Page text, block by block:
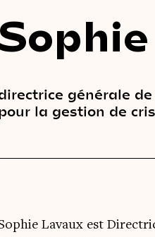
générale
la gestion de
Lavaux est